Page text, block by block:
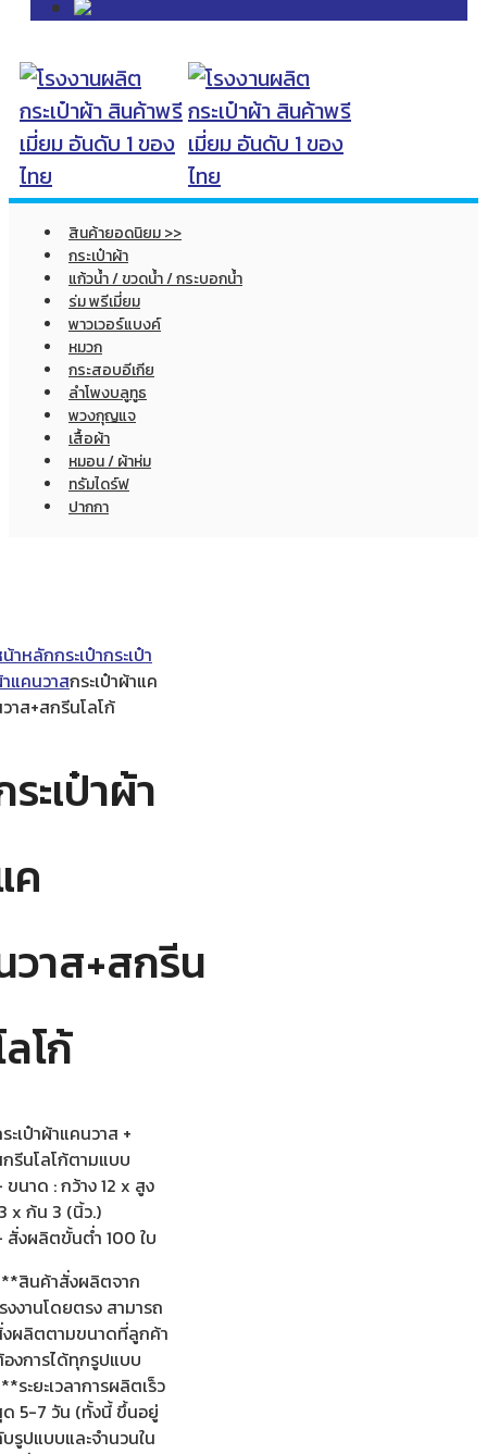
สินค้ายอดนิยม >>
กระเป๋าผ้า
แก้วน้ำ / ขวดน้ำ / กระบอกน้ำ
ร่ม พรีเมี่ยม
พาวเวอร์แบงค์
หมวก
กระสอบอีเกีย
ลำโพงบลูทูธ
พวงกุญแจ
เสื้อผ้า
หมอน / ผ้าห่ม
ทรัมไดร์ฟ
ปากกา
าหลักกระเป๋ากระเป๋า
แคนวาสกระเป๋าผ้าแค
าส+สกรีนโลโก้
ระเป๋าผ้า
ค
วาส+สกรีน
ลโก้
ะเป๋าผ้าแคนวาส +
รีนโลโก้ตามแบบ
ขนาด : กว้าง 12 x สูง
x ก้น 3 (นิ้ว.)
สั่งผลิตขั้นต่ำ 100 ใบ
สินค้าสั่งผลิตจาก
งงานโดยตรง สามารถ
ผลิตตามขนาดที่ลูกค้า
งการได้ทุกรูปแบบ
ระยะเวลาการผลิตเร็ว
5-7 วัน (ทั้งนี้ ขึ้นอยู่
รูปแบบและจำนวนใน